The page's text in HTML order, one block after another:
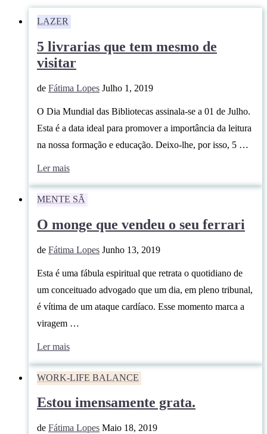
LAZER
5 livrarias que tem mesmo de
visitar
de Fátima Lopes Julho 1, 2019
O Dia Mundial das Bibliotecas assinala-se a 01 de Julho.
Esta é a data ideal para promover a importância da leitura
na nossa formação e educação. Deixo-lhe, por isso, 5 …
Ler mais
MENTE SÃ
O monge que vendeu o seu ferrari
de Fátima Lopes Junho 13, 2019
Esta é uma fábula espiritual que retrata o quotidiano de
um conceituado advogado que um dia, em pleno tribunal,
é vítima de um ataque cardíaco. Esse momento marca a
viragem …
Ler mais
WORK-LIFE BALANCE
Estou imensamente grata.
de Fátima Lopes Maio 18, 2019